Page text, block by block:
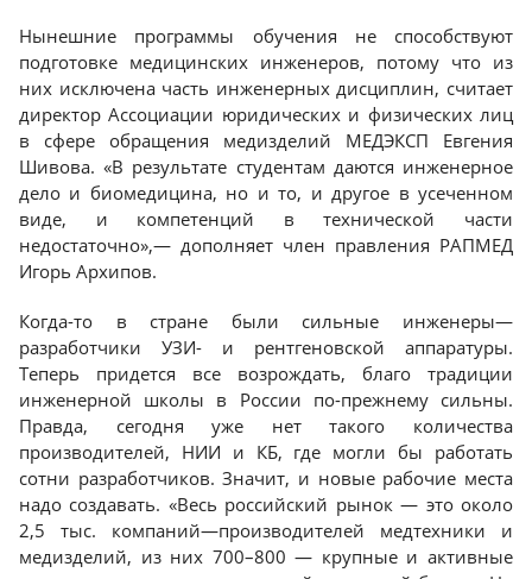
Нынешние программы обучения не способствуют
подготовке медицинских инженеров, потому что из
них исключена часть инженерных дисциплин, считает
директор Ассоциации юридических и физических лиц
в сфере обращения медизделий МЕДЭКСП Евгения
Шивова. «В результате студентам даются инженерное
дело и биомедицина, но и то, и другое в усеченном
виде, и компетенций в технической части
недостаточно»,— дополняет член правления РАПМЕД
Игорь Архипов.
Когда-то в стране были сильные инженеры—
разработчики УЗИ- и рентгеновской аппаратуры.
Теперь придется все возрождать, благо традиции
инженерной школы в России по-прежнему сильны.
Правда, сегодня уже нет такого количества
производителей, НИИ и КБ, где могли бы работать
сотни разработчиков. Значит, и новые рабочие места
надо создавать. «Весь российский рынок — это около
2,5 тыс. компаний—производителей медтехники и
медизделий, из них 700–800 — крупные и активные